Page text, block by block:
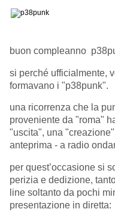
buon compleanno
si perché ufficialmente,
formavano i "p38punk".
una ricorrenza che la
proveniente da "roma"
"uscita", una
anteprima - a radio
per quest’occasione si
perizia e dedizione,
line soltanto da pochi
presentazione in diretta: